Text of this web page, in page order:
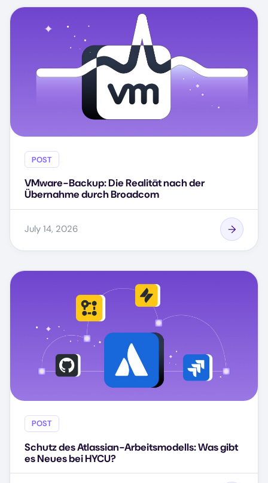
POST
VMware-Backup: Die Realität nach der
Übernahme durch Broadcom
July 14, 2026
POST
Schutz des Atlassian-Arbeitsmodells: Was gibt
es Neues bei HYCU?